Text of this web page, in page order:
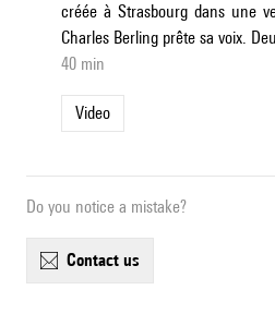
créée à Strasbourg dans une
Charles Berling prête sa voix.
40 min
Video
Do you notice a mistake?
contact us